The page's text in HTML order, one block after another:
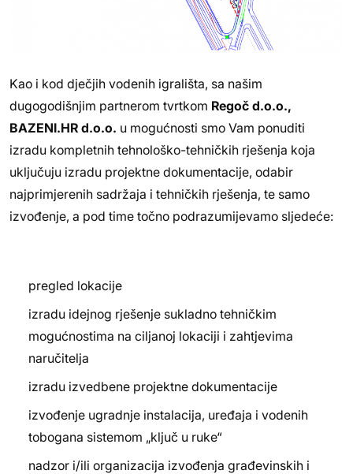
Kao i kod dječjih vodenih igrališta, sa našim
dugogodišnjim partnerom tvrtkom Regoč d.o.o.,
BAZENI.HR d.o.o. u mogućnosti smo Vam ponuditi
izradu kompletnih tehnološko-tehničkih rješenja koja
uključuju izradu projektne dokumentacije, odabir
najprimjerenih sadržaja i tehničkih rješenja, te samo
izvođenje, a pod time točno podrazumijevamo sljedeće:
pregled lokacije
izradu idejnog rješenje sukladno tehničkim
mogućnostima na ciljanoj lokaciji i zahtjevima
naručitelja
izradu izvedbene projektne dokumentacije
izvođenje ugradnje instalacija, uređaja i vodenih
tobogana sistemom „ključ u ruke“
nadzor i/ili organizacija izvođenja građevinskih i